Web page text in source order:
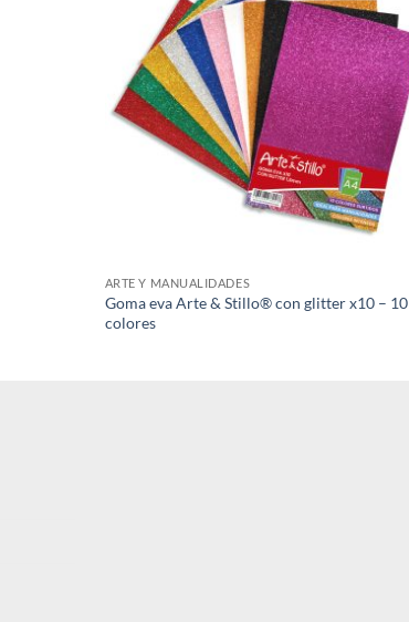
ARTE Y MANUALIDADES
Goma eva Arte & Stillo® con glitter x10 – 10
colores